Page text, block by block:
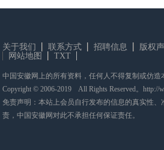
关于我们 联系方式 招聘信息 版权
网站地图
TXT
中国安徽网上的所有资料，任何人不得复制或仿
Copyright © 2006-2019 All Rights Reserved。http://
免责声明：本站上会员自行发布的信息的真实性
责，中国安徽网对此不承担任何保证责任。